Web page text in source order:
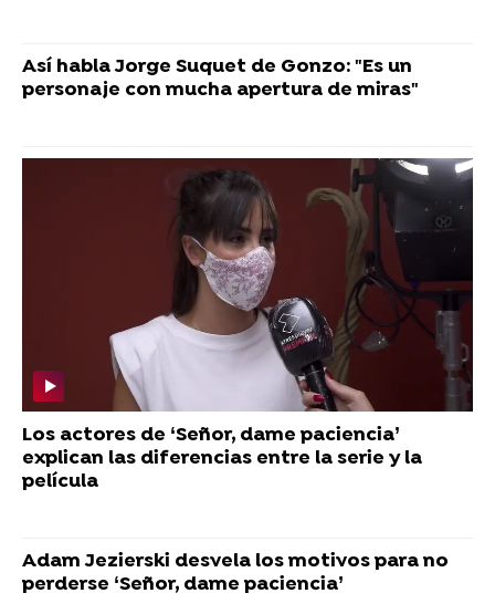
Así habla Jorge Suquet de Gonzo: "Es un
personaje con mucha apertura de miras"
Los actores de ‘Señor, dame paciencia’
explican las diferencias entre la serie y la
película
Adam Jezierski desvela los motivos para no
perderse ‘Señor, dame paciencia’